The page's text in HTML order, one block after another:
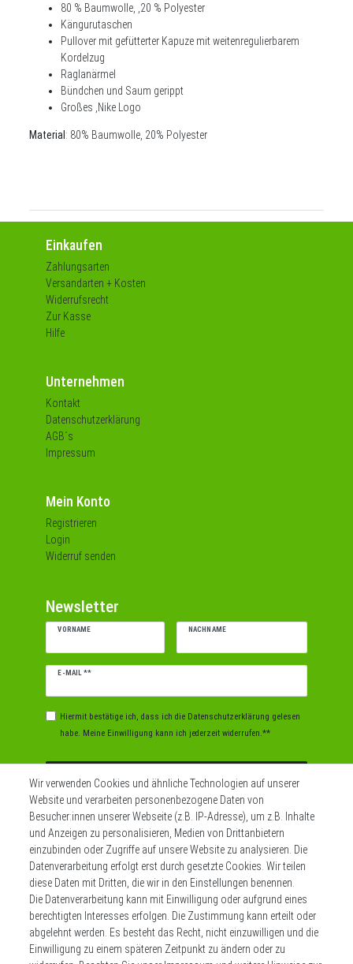
80 % Baumwolle, ,20 % Polyester
Kängurutaschen
Pullover mit gefütterter Kapuze mit weitenregulierbarem
Kordelzug
Raglanärmel
Bündchen und Saum gerippt
Großes ,Nike Logo
Material : 80% Baumwolle, 20% Polyester
Einkaufen
Zahlungsarten
Versandarten + Kosten
Widerrufsrecht
Zur Kasse
Hilfe
Unternehmen
Kontakt
Datenschutzerklärung
AGB´s
Impressum
Mein Konto
Registrieren
Login
Widerruf senden
Newsletter
VORNAME NACHNAME
E-MAIL **
Newsletter
Hiermit bestätige ich, dass ich die Daten­schutz­erklärung gelesen
habe. Meine Einwilligung kann ich jederzeit widerrufen.**
** Hierbei handelt es sich um ein Pflichtfeld.
Widerrufs­recht Impressum
Daten­schutz­erklärung AGB Kontakt
Wir verwenden Cookies und ähnliche Technologien auf unserer
Website und verarbeiten personenbezogene Daten von
Besucher:innen unserer Webseite (z.B. IP-Adresse), um z.B. Inhalte
und Anzeigen zu personalisieren, Medien von Drittanbietern
einzubinden oder Zugriffe auf unsere Website zu analysieren. Die
Datenverarbeitung erfolgt erst durch gesetzte Cookies. Wir teilen
diese Daten mit Dritten, die wir in den Einstellungen benennen.
Die Datenverarbeitung kann mit Einwilligung oder aufgrund eines
berechtigten Interesses erfolgen. Die Zustimmung kann erteilt oder
abgelehnt werden. Es besteht das Recht, nicht einzuwilligen und die
Einwilligung zu einem späteren Zeitpunkt zu ändern oder zu